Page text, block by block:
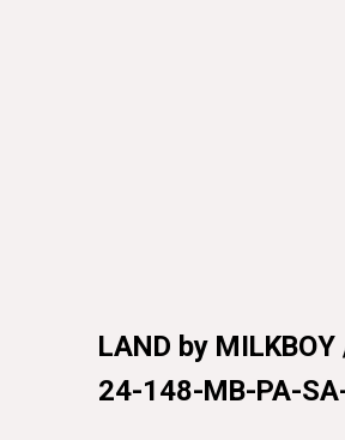
LAND by
24-148-MB-PA-